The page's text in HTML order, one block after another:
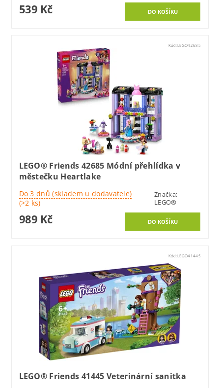
539 Kč
Kód:LEGO42685
LEGO® Friends 42685 Módní přehlídka v
městečku Heartlake
Do 3 dnů (skladem u dodavatele)
(>2 ks)
Značka:
LEGO®
989 Kč
Kód:LEGO41445
LEGO® Friends 41445 Veterinární sanitka